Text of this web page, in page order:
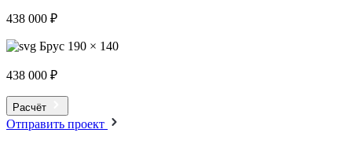
438 000 ₽
Брус 190 × 140
438 000 ₽
Расчёт
Отправить проект